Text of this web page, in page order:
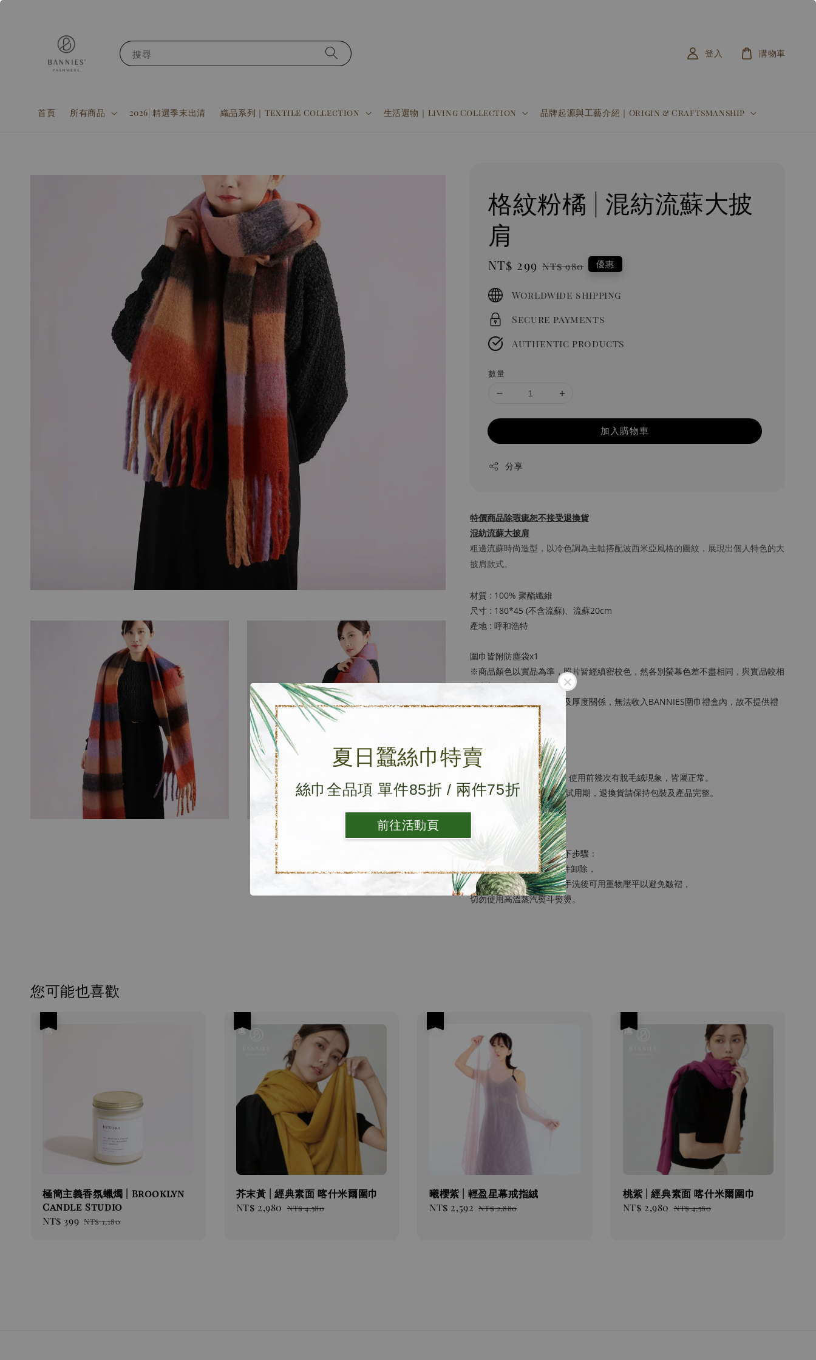
夏日蠶絲巾特賣
絲巾全品項 單件85折 / 兩件75折
前往活動頁
搜尋
首頁 所有商品 2026| 精選季末出清 織品系列｜Textile Collection 生活選物｜Living Collection 品牌起源與工藝介紹｜Origin & Craftsmanship
登入 購物車
格紋粉橘 | 混紡流蘇大披
肩
Sale
NT$ 299 Regular
NT$ 980 優惠
Worldwide shipping
Secure payments
Authentic products
數量
加入購物車
分享
特價商品除瑕疵恕不接受退換貨
混紡流蘇大披肩
粗邊流蘇時尚造型，以冷色調為主軸搭配波西米亞風格的圖紋，展現出個人特色的大
披肩款式。
材質 : 100% 聚酯纖維
尺寸 : 180*45 (不含流蘇)、流蘇20cm
產地 : 呼和浩特
圍巾皆附防塵袋x1
※商品顏色以實品為準，照片皆經縝密校色，然各別螢幕色差不盡相同，與實品較相
近之顏色可參考單品照。※
※混紡流蘇大披肩因尺寸及厚度關係，無法收入BANNIES圍巾禮盒內，故不提供禮
［購前須知］
• 圍巾因織線極細的關係，使用前幾次有脫毛絨現象，皆屬正常。
• 網路鑑賞期7天，但並非試用期，退換貨請保持包裝及產品完整。
［清洗方式
自行洗滌，請務必遵守以下步驟：
※手洗時，請將手上的配件卸除，
如：戒指、手環，另外，手洗後可用重物壓平以避免皺褶，
切勿使用高溫蒸汽熨斗熨燙。
您可能也喜歡
極簡主義香氛蠟燭 | Brooklyn
Candle Studio
Sale
NT$ 399 Regular
NT$ 1,180
芥末黃 | 經典素面 喀什米爾圍巾
Sale
NT$ 2,980 Regular
NT$ 4,580
曦櫻紫 | 輕盈星幕戒指絨
Sale
NT$ 2,592 Regular
NT$ 2,880
桃紫 | 經典素面 喀什米爾圍巾
Sale
NT$ 2,980 Regular
NT$ 4,580